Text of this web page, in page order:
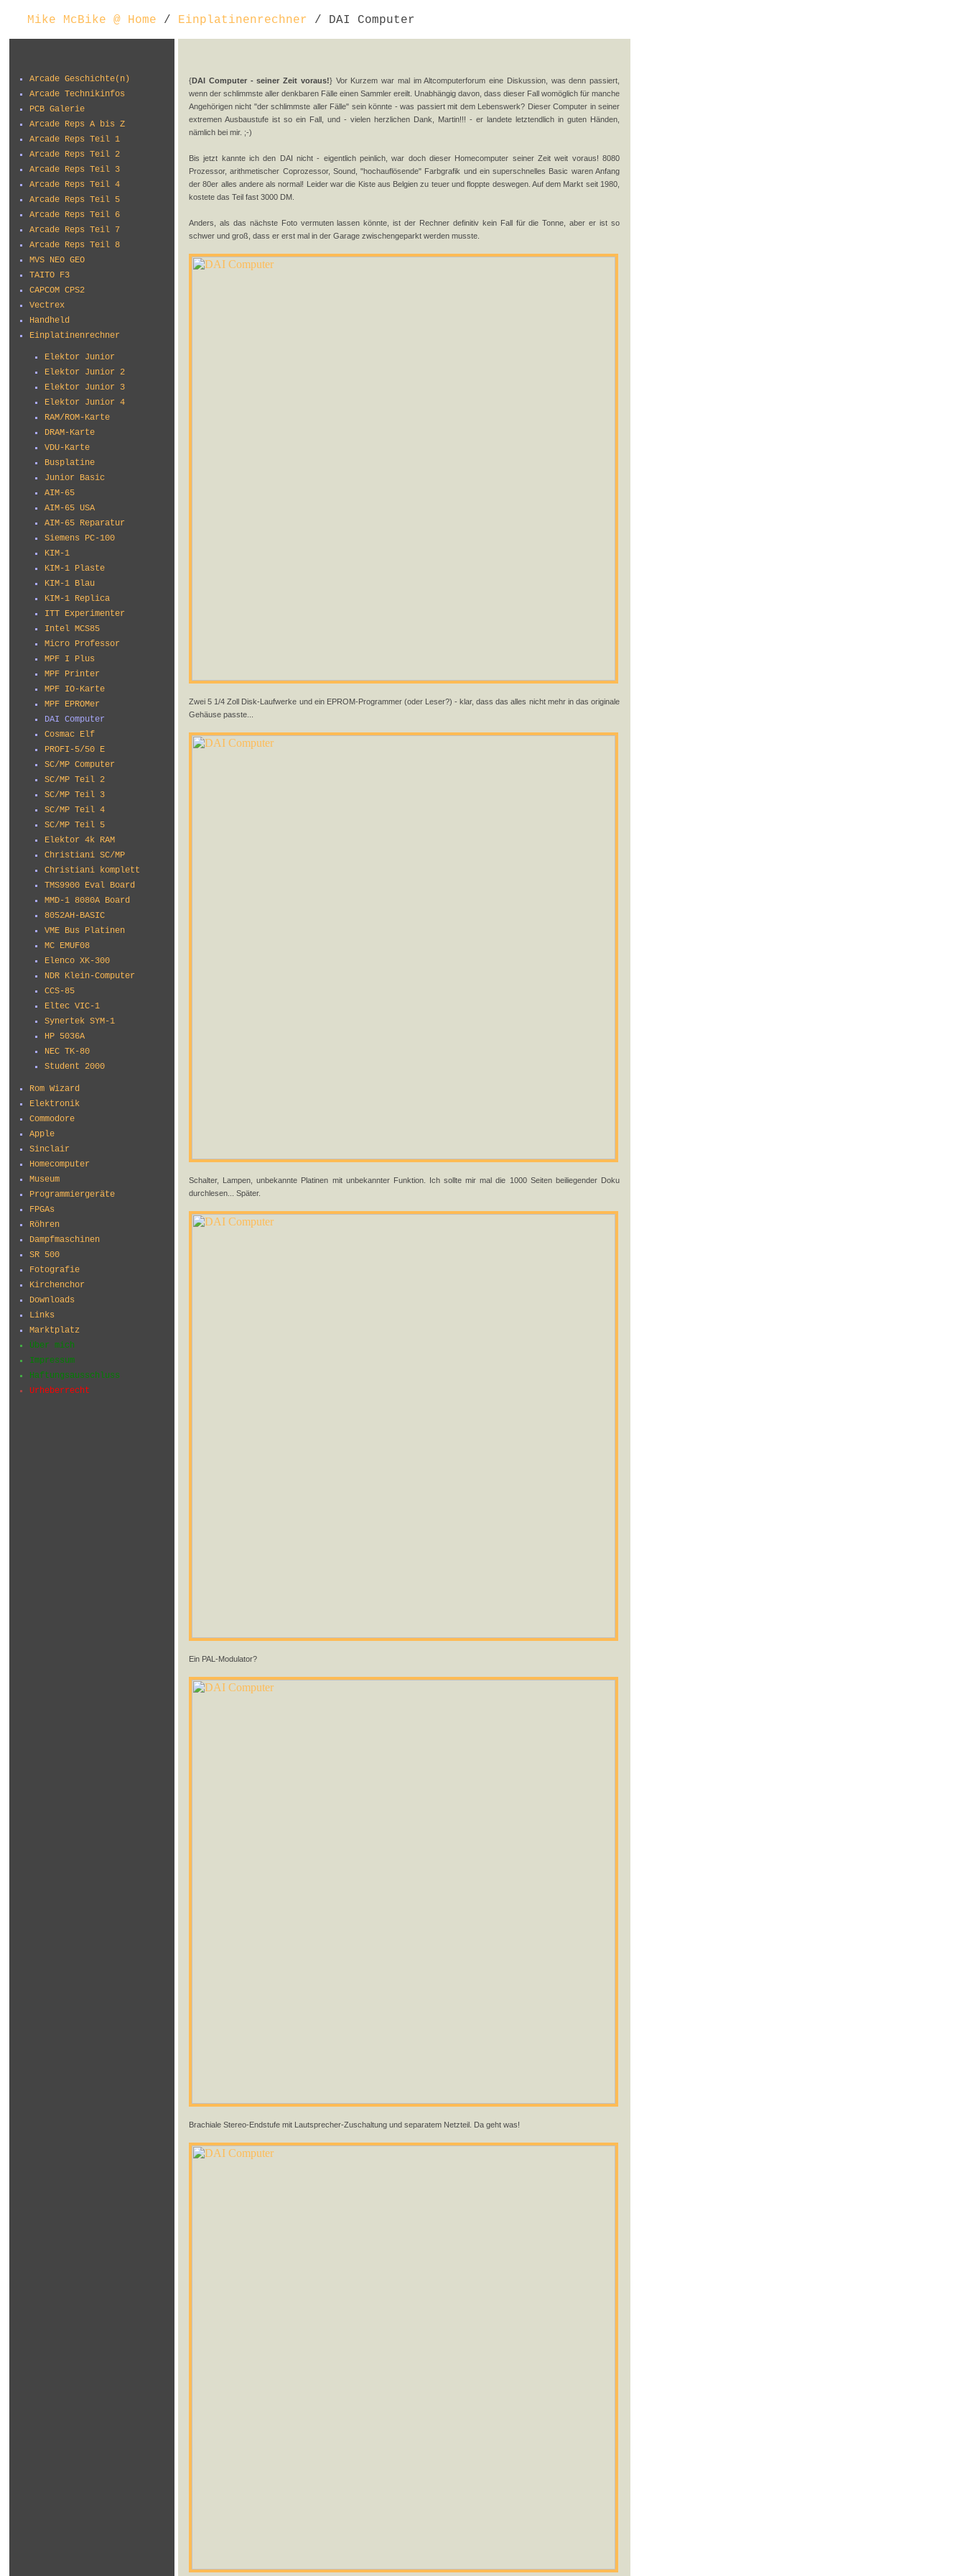
Mike McBike @ Home / Einplatinenrechner / DAI Computer
Arcade Geschichte(n)
Arcade Technikinfos
PCB Galerie
Arcade Reps A bis Z
Arcade Reps Teil 1
Arcade Reps Teil 2
Arcade Reps Teil 3
Arcade Reps Teil 4
Arcade Reps Teil 5
Arcade Reps Teil 6
Arcade Reps Teil 7
Arcade Reps Teil 8
MVS NEO GEO
TAITO F3
CAPCOM CPS2
Vectrex
Handheld
Einplatinenrechner
Elektor Junior
Elektor Junior 2
Elektor Junior 3
Elektor Junior 4
RAM/ROM-Karte
DRAM-Karte
VDU-Karte
Busplatine
Junior Basic
AIM-65
AIM-65 USA
AIM-65 Reparatur
Siemens PC-100
KIM-1
KIM-1 Plaste
KIM-1 Blau
KIM-1 Replica
ITT Experimenter
Intel MCS85
Micro Professor
MPF I Plus
MPF Printer
MPF IO-Karte
MPF EPROMer
DAI Computer
Cosmac Elf
PROFI-5/50 E
SC/MP Computer
SC/MP Teil 2
SC/MP Teil 3
SC/MP Teil 4
SC/MP Teil 5
Elektor 4k RAM
Christiani SC/MP
Christiani komplett
TMS9900 Eval Board
MMD-1 8080A Board
8052AH-BASIC
VME Bus Platinen
MC EMUF08
Elenco XK-300
NDR Klein-Computer
CCS-85
Eltec VIC-1
Synertek SYM-1
HP 5036A
NEC TK-80
Student 2000
Rom Wizard
Elektronik
Commodore
Apple
Sinclair
Homecomputer
Museum
Programmiergeräte
FPGAs
Röhren
Dampfmaschinen
SR 500
Fotografie
Kirchenchor
Downloads
Links
Marktplatz
Über mich
Impressum
Haftungsausschluss
Urheberrecht
{DAI Computer - seiner Zeit voraus!} Vor Kurzem war mal im Altcomputerforum eine Diskussion, was denn passiert,
wenn der schlimmste aller denkbaren Fälle einen Sammler ereilt. Unabhängig davon, dass dieser Fall womöglich für manche
Angehörigen nicht "der schlimmste aller Fälle" sein könnte - was passiert mit dem Lebenswerk? Dieser Computer in seiner
extremen Ausbaustufe ist so ein Fall, und - vielen herzlichen Dank, Martin!!! - er landete letztendlich in guten Händen,
nämlich bei mir. ;-)
Bis jetzt kannte ich den DAI nicht - eigentlich peinlich, war doch dieser Homecomputer seiner Zeit weit voraus! 8080
Prozessor, arithmetischer Coprozessor, Sound, "hochauflösende" Farbgrafik und ein superschnelles Basic waren Anfang
der 80er alles andere als normal! Leider war die Kiste aus Belgien zu teuer und floppte deswegen. Auf dem Markt seit 1980,
kostete das Teil fast 3000 DM.
Anders, als das nächste Foto vermuten lassen könnte, ist der Rechner definitiv kein Fall für die Tonne, aber er ist so
schwer und groß, dass er erst mal in der Garage zwischengeparkt werden musste.
Zwei 5 1/4 Zoll Disk-Laufwerke und ein EPROM-Programmer (oder Leser?) - klar, dass das alles nicht mehr in das originale
Gehäuse passte...
Schalter, Lampen, unbekannte Platinen mit unbekannter Funktion. Ich sollte mir mal die 1000 Seiten beiliegender Doku
durchlesen... Später.
Ein PAL-Modulator?
Brachiale Stereo-Endstufe mit Lautsprecher-Zuschaltung und separatem Netzteil. Da geht was!